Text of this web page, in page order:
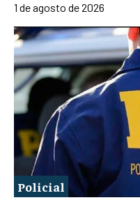
1 de agosto de 2026
Policial